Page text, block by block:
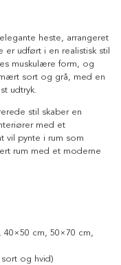
heste, arrangeret
er udført i en realistisk stil
muskulære form, og
sort og grå, med en
udtryk.
stil skaber en
med et
vil pynte i rum som
rum med et moderne
40×50 cm, 50×70 cm,
og hvid)